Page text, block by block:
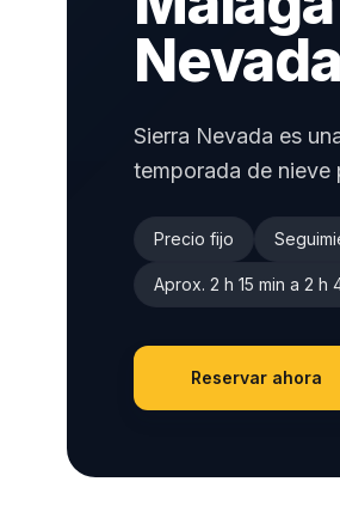
Nevada
Sierra Nevada es
temporada de nieve
Precio fijo
Aprox. 2 h 15 min a 2
Reservar ahora